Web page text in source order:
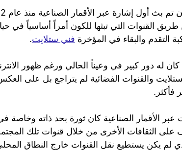
القنوات التي تبثها للكون أمراً أساسياً في
التقدم والبقاء في المؤخرة فني ستلايت.
كان له دور كبير في وعيناً الحالي ورغم ظهور
والقنوات الفضائية لم يتراجع بل على
فأكثر.
الأقمار الصناعية كان ثورة بحد ذاته وخاصة
الثقافات الأخرى من خلال قنوات تلك
لم يكن يستطيع نقل القنوات خارج النطاق